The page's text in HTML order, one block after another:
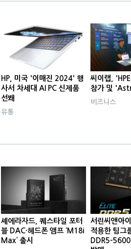
HP, 미국 '이매진 2024' 행
사서 차세대 AI PC 신제품
선봬
유통
씨이랩,
참가 및
비즈니스
셰에라자드, 퀘스타일 포터
블 DAC·헤드폰 앰프 ‘M18i
Max’ 출시
서린씨앤아
적용한 팀그
DDR5-5600